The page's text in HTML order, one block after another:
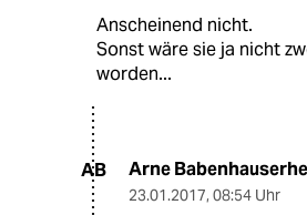
Anscheinend nicht.
Sonst wäre sie ja nicht
worden...
AB Arne
23.01.2017, 08:54 Uhr